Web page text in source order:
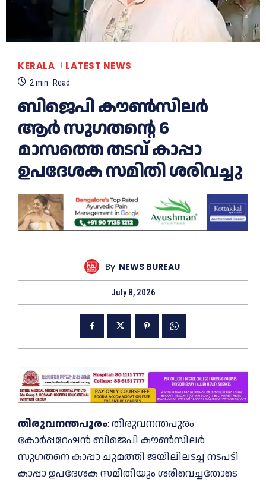
KERALA LATEST NEWS
2min. Read
ബിജെപി കൗണ്‍സിലര്‍
ആര്‍ സുഗതന്റെ 6
മാസത്തെ തടവ് കാപ്പാ
ഉപദേശക സമിതി ശരിവച്ചു
By NEWS BUREAU
July 8, 2026
തിരുവനന്തപുരം: തിരുവനന്തപുരം
കോർപ്പറേഷൻ ബിജെപി കൗണ്‍സിലർ
സുഗതനെ കാപ്പാ ചുമത്തി ജയിലിലടച്ച നടപടി
കാപ്പാ ഉപദേശക സമിതിയും ശരിവെച്ചതോടെ